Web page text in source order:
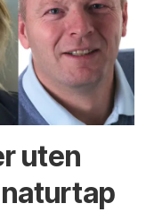
uten